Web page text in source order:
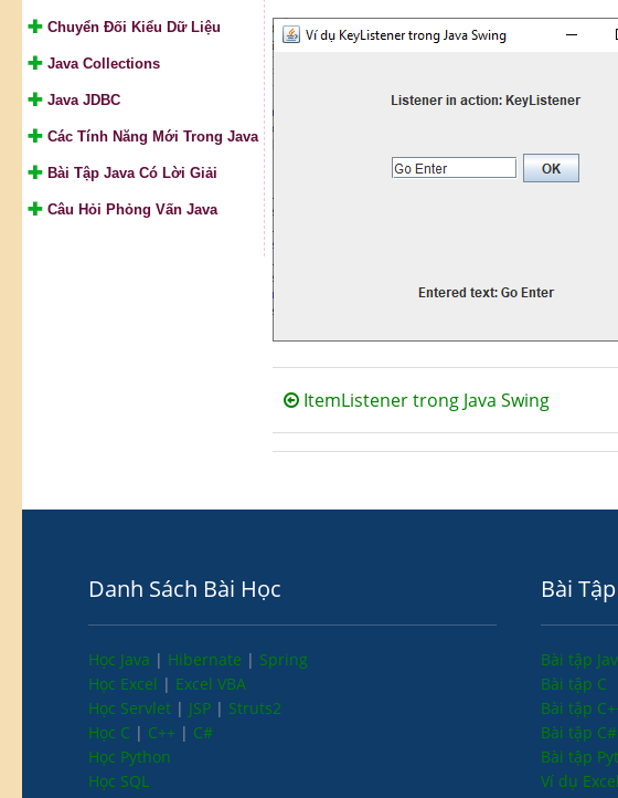
Chuyển Đối Kiểu Dữ Liệu
Java Collections
Java JDBC
Các Tính Năng Mới Trong Java
Bài Tập Java Có Lời Giải
Câu Hỏi Phỏng Vấn Java
ItemListener trong Java Swing
Danh Sách Bài Học
Học Java | Hibernate | Spring
Học Excel | Excel VBA
Học Servlet | JSP | Struts2
Học C | C++ | C#
Học Python
Học SQL
Bài
Bài tập
Bài tập C
Bài tập
Bài tập C#
Bài tập
Ví dụ